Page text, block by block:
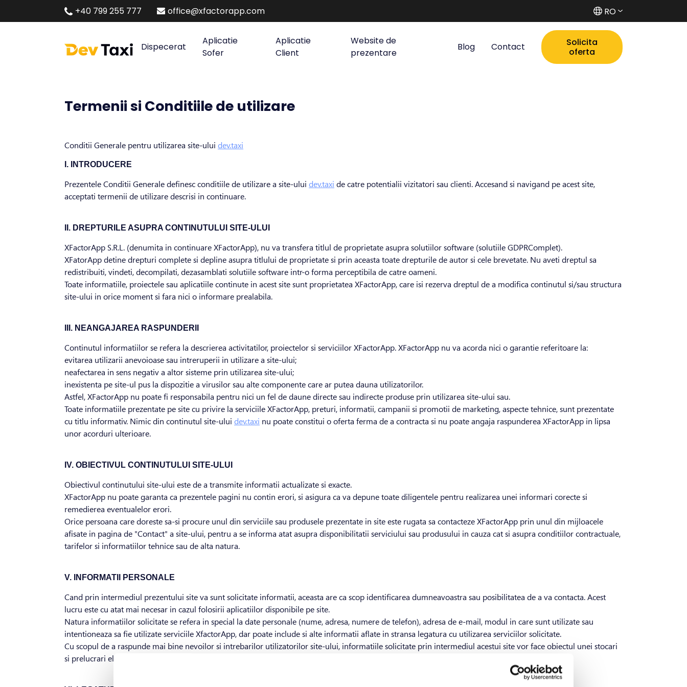
+40 799 255 777 office@xfactorapp.com RO
Dispecerat
Aplicatie
Sofer
Aplicatie
Client
Website de
prezentare
Blog Contact
Solicita
oferta
Termenii si Conditiile de utilizare
Conditii Generale pentru utilizarea site-ului dev.taxi
I. INTRODUCERE
Prezentele Conditii Generale definesc conditiile de utilizare a site-ului dev.taxi de catre potentialii vizitatori sau clienti. Accesand si navigand pe acest site,
acceptati termenii de utilizare descrisi in continuare.
II. DREPTURILE ASUPRA CONTINUTULUI SITE-ULUI
XFactorApp S.R.L. (denumita in continuare XFactorApp), nu va transfera titlul de proprietate asupra solutiilor software (solutiile GDPRComplet).
XFatorApp detine drepturi complete si depline asupra titlului de proprietate si prin aceasta toate drepturile de autor si cele brevetate. Nu aveti dreptul sa
redistribuiti, vindeti, decompilati, dezasamblati solutiile software intr-o forma perceptibila de catre oameni.
Toate informatiile, proiectele sau aplicatiile continute in acest site sunt proprietatea XFactorApp, care isi rezerva dreptul de a modifica continutul si/sau structura
site-ului in orice moment si fara nici o informare prealabila.
III. NEANGAJAREA RASPUNDERII
Continutul informatiilor se refera la descrierea activitatilor, proiectelor si serviciilor XFactorApp. XFactorApp nu va acorda nici o garantie referitoare la:
evitarea utilizarii anevoioase sau intreruperii in utilizare a site-ului;
neafectarea in sens negativ a altor sisteme prin utilizarea site-ului;
inexistenta pe site-ul pus la dispozitie a virusilor sau alte componente care ar putea dauna utilizatorilor.
Astfel, XFactorApp nu poate fi responsabila pentru nici un fel de daune directe sau indirecte produse prin utilizarea site-ului sau.
Toate informatiile prezentate pe site cu privire la serviciile XFactorApp, preturi, informatii, campanii si promotii de marketing, aspecte tehnice, sunt prezentate
cu titlu informativ. Nimic din continutul site-ului dev.taxi nu poate constitui o oferta ferma de a contracta si nu poate angaja raspunderea XFactorApp in lipsa
unor acorduri ulterioare.
IV. OBIECTIVUL CONTINUTULUI SITE-ULUI
Obiectivul continutului site-ului este de a transmite informatii actualizate si exacte.
XFactorApp nu poate garanta ca prezentele pagini nu contin erori, si asigura ca va depune toate diligentele pentru realizarea unei informari corecte si
remedierea eventualelor erori.
Orice persoana care doreste sa-si procure unul din serviciile sau produsele prezentate in site este rugata sa contacteze XFactorApp prin unul din mijloacele
afisate in pagina de "Contact" a site-ului, pentru a se informa atat asupra disponibilitatii serviciului sau produsului in cauza cat si asupra conditiilor contractuale,
tarifelor si informatiilor tehnice sau de alta natura.
V. INFORMATII PERSONALE
Cand prin intermediul prezentului site va sunt solicitate informatii, aceasta are ca scop identificarea dumneavoastra sau posibilitatea de a va contacta. Acest
lucru este cu atat mai necesar in cazul folosirii aplicatiilor disponibile pe site.
Natura informatiilor solicitate se refera in special la date personale (nume, adresa, numere de telefon), adresa de e-mail, modul in care sunt utilizate sau
intentioneaza sa fie utilizate serviciile XfactorApp, dar poate include si alte informatii aflate in stransa legatura cu utilizarea serviciilor solicitate.
Cu scopul de a raspunde mai bine nevoilor si intrebarilor utilizatorilor site-ului, informatiile solicitate prin intermediul acestui site vor face obiectul unei stocari
si prelucrari electronice.